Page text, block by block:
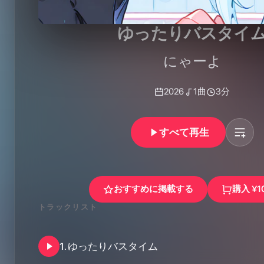
ゆったりバスタイ
にゃーよ
2026 1曲 3分
すべて再生
おすすめに掲載する 購入
トラックリスト
1. ゆったりバスタイム